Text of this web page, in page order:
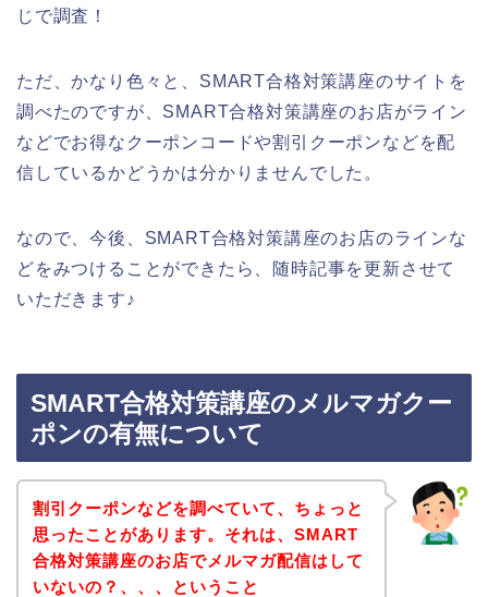
じで調査！
ただ、かなり色々と、SMART合格対策講座のサイトを
調べたのですが、SMART合格対策講座のお店がライン
などでお得なクーポンコードや割引クーポンなどを配
信しているかどうかは分かりませんでした。
なので、今後、SMART合格対策講座のお店のラインな
どをみつけることができたら、随時記事を更新させて
いただきます♪
SMART合格対策講座のメルマガクー
ポンの有無について
割引クーポンなどを調べていて、ちょっと
思ったことがあります。それは、SMART
合格対策講座のお店でメルマガ配信はして
いないの？、、、ということ